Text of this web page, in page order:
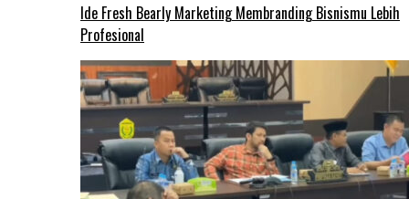
Ide Fresh Bearly Marketing Membranding Bisnismu Lebih
Profesional